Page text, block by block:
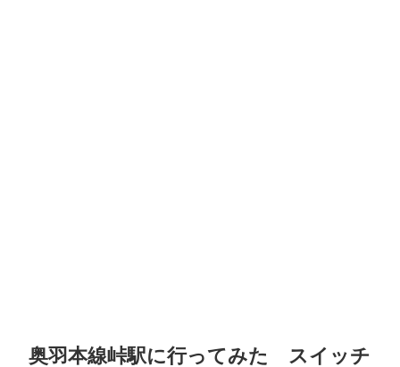
奥羽本線峠駅に行ってみた スイッチ